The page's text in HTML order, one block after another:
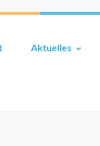
Aktuelles